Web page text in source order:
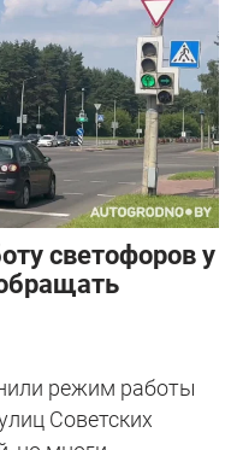
светофоров у
режим работы
Советских